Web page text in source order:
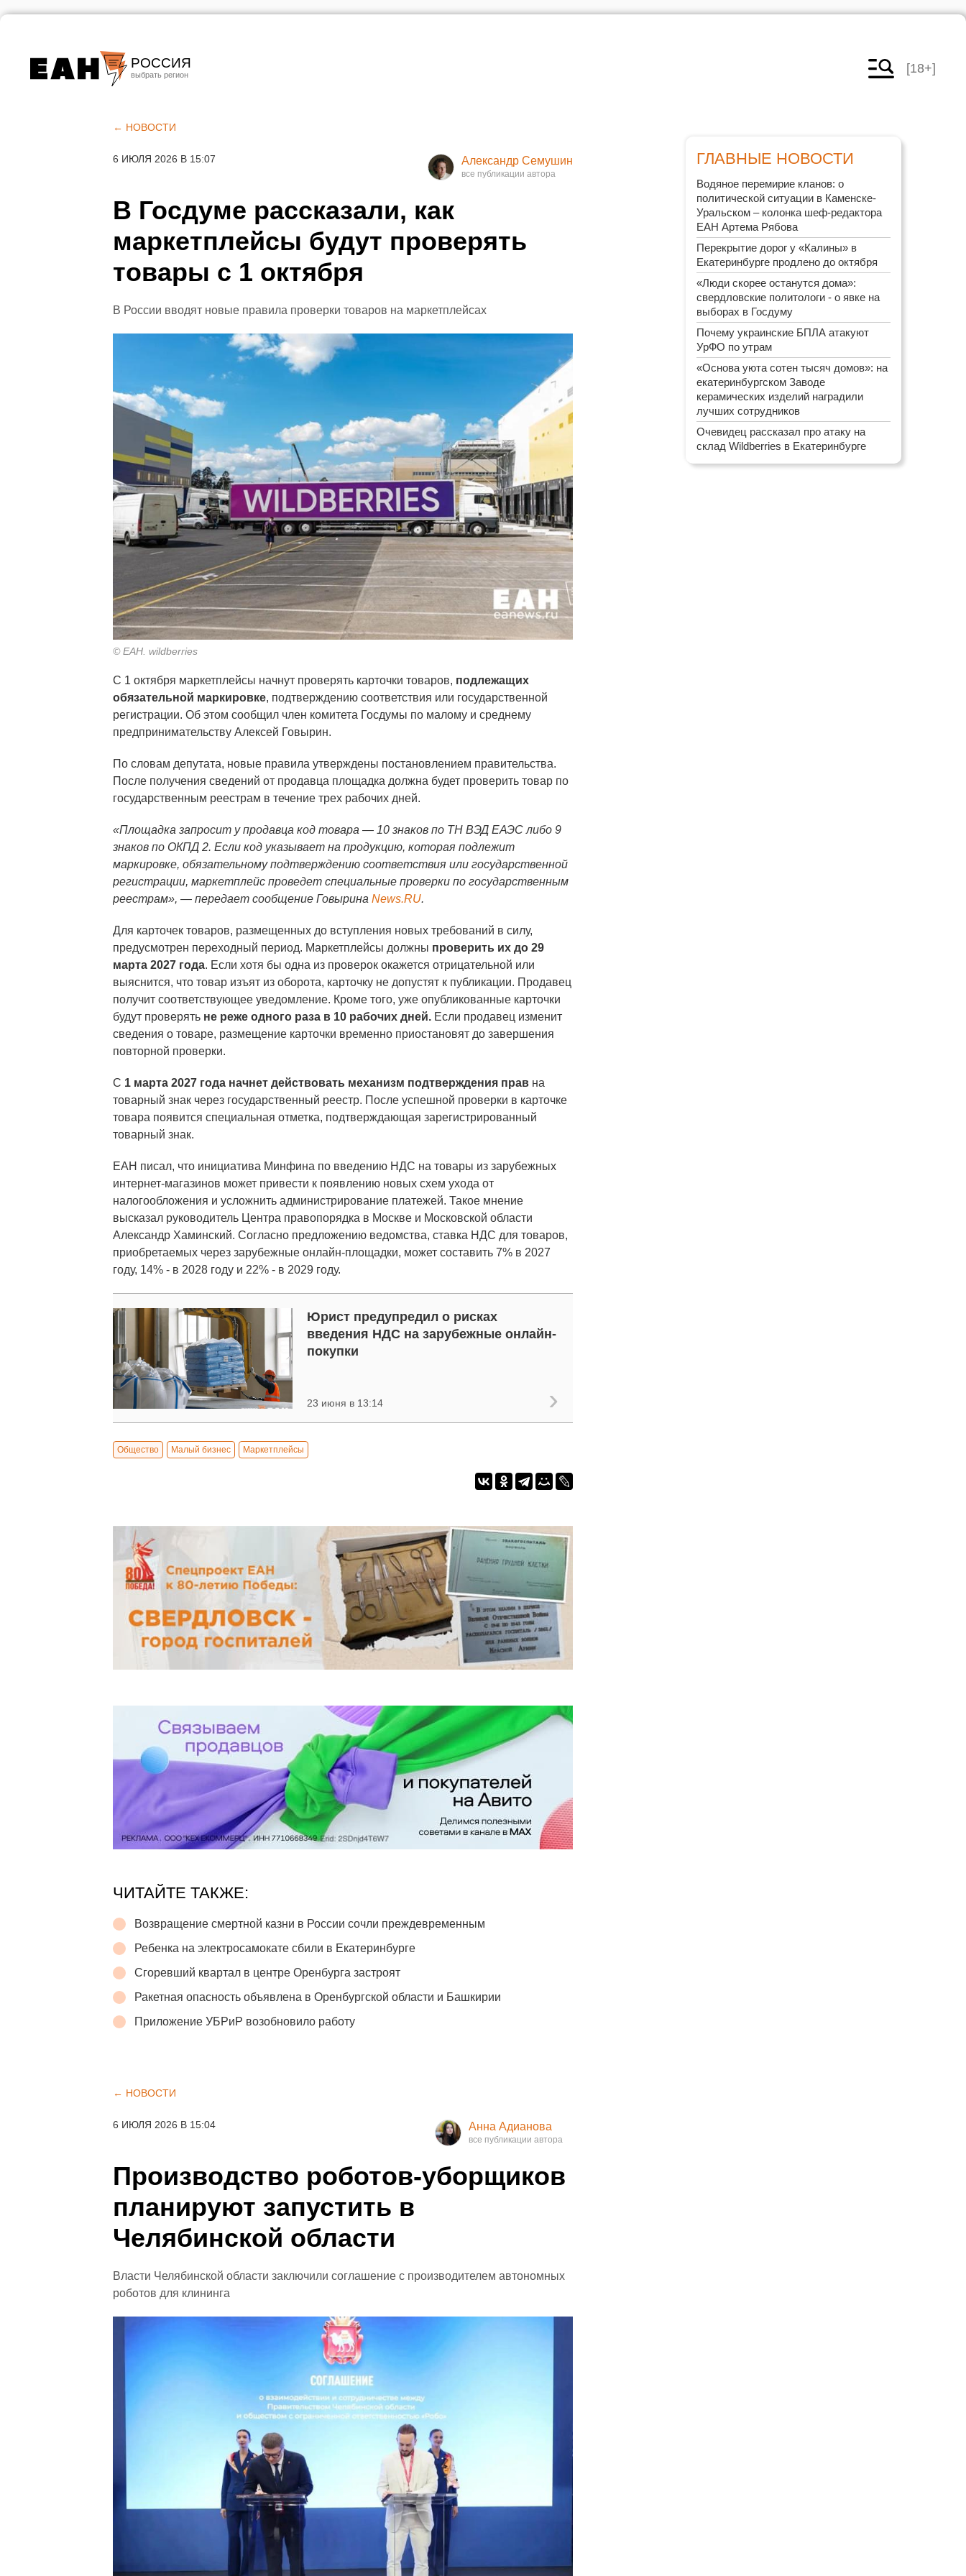
РОССИЯ
Челябинск
[18+]
← НОВОСТИ
6 ИЮЛЯ 2026 В 15:07 Александр Семушин
В Госдуме рассказали, как
маркетплейсы будут проверять
товары с 1 октября
В России вводят новые правила проверки товаров на маркетплейсах
© ЕАН. wildberries
С 1 октября маркетплейсы начнут проверять карточки товаров, подлежащих
обязательной маркировке, подтверждению соответствия или государственной
регистрации. Об этом сообщил член комитета Госдумы по малому и среднему
предпринимательству Алексей Говырин.
По словам депутата, новые правила утверждены постановлением правительства.
После получения сведений от продавца площадка должна будет проверить товар по
государственным реестрам в течение трех рабочих дней.
«Площадка запросит у продавца код товара — 10 знаков по ТН ВЭД ЕАЭС либо 9
знаков по ОКПД 2. Если код указывает на продукцию, которая подлежит
маркировке, обязательному подтверждению соответствия или государственной
регистрации, маркетплейс проведет специальные проверки по государственным
реестрам», — передает сообщение Говырина News.RU.
Для карточек товаров, размещенных до вступления новых требований в силу,
предусмотрен переходный период. Маркетплейсы должны проверить их до 29
марта 2027 года. Если хотя бы одна из проверок окажется отрицательной или
выяснится, что товар изъят из оборота, карточку не допустят к публикации. Продавец
получит соответствующее уведомление. Кроме того, уже опубликованные карточки
будут проверять не реже одного раза в 10 рабочих дней. Если продавец изменит
сведения о товаре, размещение карточки временно приостановят до завершения
повторной проверки.
C 1 марта 2027 года начнет действовать механизм подтверждения прав на
товарный знак через государственный реестр. После успешной проверки в карточке
товара появится специальная отметка, подтверждающая зарегистрированный
товарный знак.
ЕАН писал, что инициатива Минфина по введению НДС на товары из зарубежных
интернет-магазинов может привести к появлению новых схем ухода от
налогообложения и усложнить администрирование платежей. Такое мнение
высказал руководитель Центра правопорядка в Москве и Московской области
Александр Хаминский. Согласно предложению ведомства, ставка НДС для товаров,
приобретаемых через зарубежные онлайн-площадки, может составить 7% в 2027
году, 14% - в 2028 году и 22% - в 2029 году.
Юрист предупредил о рисках
введения НДС на зарубежные онлайн-
покупки
23 июня в 13:14
Общество Малый бизнес Маркетплейсы
ЧИТАЙТЕ ТАКЖЕ:
Возвращение смертной казни в России сочли преждевременным
Ребенка на электросамокате сбили в Екатеринбурге
Сгоревший квартал в центре Оренбурга застроят
Ракетная опасность объявлена в Оренбургской области и Башкирии
Приложение УБРиР возобновило работу
← НОВОСТИ
6 ИЮЛЯ 2026 В 15:04 Анна Адианова
Производство роботов-уборщиков
планируют запустить в
Челябинской области
Власти Челябинской области заключили соглашение с производителем автономных
роботов для клининга
ГЛАВНЫЕ НОВОСТИ
Водяное перемирие кланов: о
политической ситуации в Каменске-
Уральском – колонка шеф-редактора
ЕАН Артема Рябова
Перекрытие дорог у «Калины» в
Екатеринбурге продлено до октября
«Люди скорее останутся дома»:
свердловские политологи - о явке на
выборах в Госдуму
Почему украинские БПЛА атакуют
УрФО по утрам
«Основа уюта сотен тысяч домов»: на
екатеринбургском Заводе
керамических изделий наградили
лучших сотрудников
Очевидец рассказал про атаку на
склад Wildberries в Екатеринбурге